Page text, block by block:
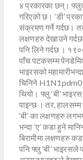
४ प्रकारका छन्। फ्लुको
गरिएको छ। ‘डी’
संक्रमण गर्ने गर्दछ।
लक्षणहरु देखाउने
पनि लिने गर्दछ ।
पाँच पटकसम्म
भाइरसको
चिनिने
थियो। फ्लु ‘बी’
पाइन्छ । तर,
‘बी’ का लक्षणहरु
भन्दा ‘ए’ कडा हुने
बिरामीमा लक्षणहरु
पनि फ्लु ‘बी’ भाइरसले